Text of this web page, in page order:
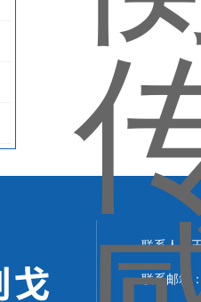
联系人：
联系邮箱